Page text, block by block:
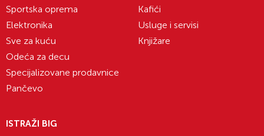
Sportska oprema
Elektronika
Sve za kuću
Odeća za decu
Specijalizovane prodavnice
Pančevo
Kafići
Usluge i servisi
Knjižare
ISTRAŽI BIG